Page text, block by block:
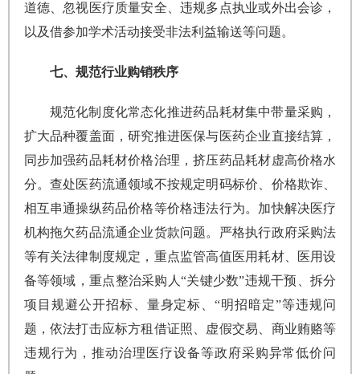
道德、忽视医疗质量安全、违规多点执业或外出会诊，
以及借参加学术活动接受非法利益输送等问题。
七、规范行业购销秩序
规范化制度化常态化推进药品耗材集中带量采购，
扩大品种覆盖面，研究推进医保与医药企业直接结算，
同步加强药品耗材价格治理，挤压药品耗材虚高价格水
分。查处医药流通领域不按规定明码标价、价格欺诈、
相互串通操纵药品价格等价格违法行为。加快解决医疗
机构拖欠药品流通企业货款问题。严格执行政府采购法
等有关法律制度规定，重点监管高值医用耗材、医用设
备等领域，重点整治采购人“关键少数”违规干预、拆分
项目规避公开招标、量身定标、“明招暗定”等违规问
题，依法打击应标方租借证照、虚假交易、商业贿赂等
违规行为，推动治理医疗设备等政府采购异常低价问